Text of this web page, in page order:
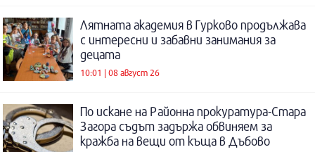
Лятната академия в Гурково продължава
с интересни и забавни занимания за
децата
10:01 | 08 август 26
По искане на Районна прокуратура-Стара
Загора съдът задържа обвиняем за
кражба на вещи от къща в Дъбово